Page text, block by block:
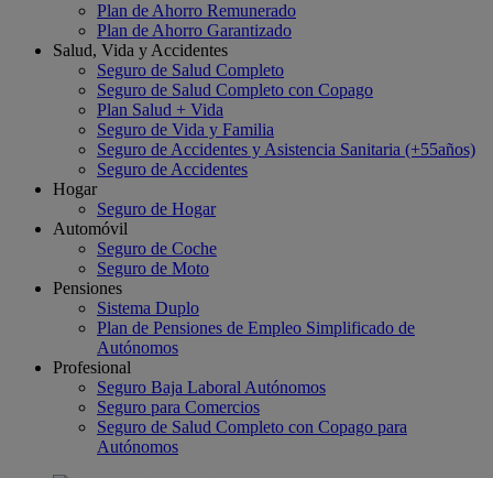
Plan de Ahorro Remunerado
Plan de Ahorro Garantizado
Salud, Vida y Accidentes
Seguro de Salud Completo
Seguro de Salud Completo con Copago
Plan Salud + Vida
Seguro de Vida y Familia
Seguro de Accidentes y Asistencia Sanitaria (+55años)
Seguro de Accidentes
Hogar
Seguro de Hogar
Automóvil
Seguro de Coche
Seguro de Moto
Pensiones
Sistema Duplo
Plan de Pensiones de Empleo Simplificado de
Autónomos
Profesional
Seguro Baja Laboral Autónomos
Seguro para Comercios
Seguro de Salud Completo con Copago para
Autónomos